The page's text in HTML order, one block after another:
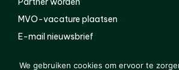
MVO-vacature plaatsen
E-mail nieuwsbrief
We gebruiken cookies om ervoor te